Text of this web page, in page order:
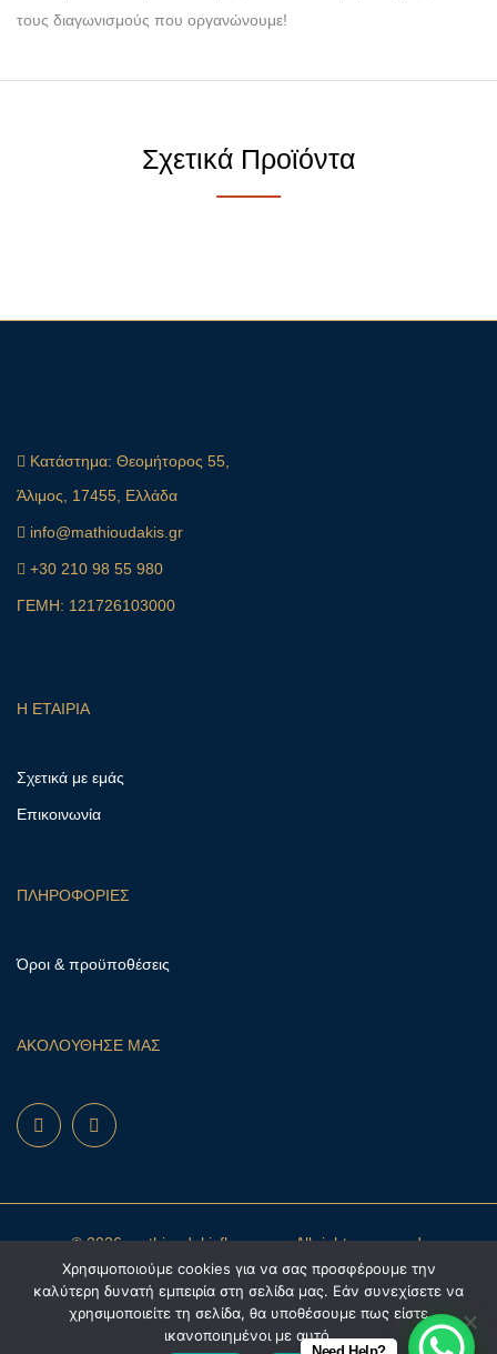
τους διαγωνισμούς που οργανώνουμε!
Σχετικά Προϊόντα
Κατάστημα: Θεομήτορος 55,
Άλιμος, 17455, Ελλάδα
info@mathioudakis.gr
+30 210 98 55 980
ΓΕΜΗ: 121726103000
Η ΕΤΑΙΡΙΑ
Σχετικά με εμάς
Επικοινωνία
ΠΛΗΡΟΦΟΡΙΕΣ
Όροι & προϋποθέσεις
ΑΚΟΛΟΥΘΗΣΕ ΜΑΣ
© 2026 mathioudakisflowers.gr. All rights reserved.
Χρησιμοποιούμε cookies για να σας προσφέρουμε την
καλύτερη δυνατή εμπειρία στη σελίδα μας. Εάν συνεχίσετε να
χρησιμοποιείτε τη σελίδα, θα υποθέσουμε πως είστε
ικανοποιημένοι με αυτό.